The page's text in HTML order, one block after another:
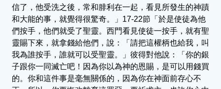
信了，他受洗之後，常和腓利在一起，看見所發生的神蹟
和大能的事，就覺得很驚奇。」17-22節「於是使徒為他
們按手，他們就受了聖靈。西門看見使徒一按手，就有聖
靈賜下來，就拿錢給他們，說：「請把這權柄也給我，叫
我為誰按手，誰就可以受聖靈。」彼得對他說：「你的銀
子跟你一同滅亡吧！因為你以為神的恩賜，是可以用錢買
的。你和這件事是毫無關係的，因為你在神面前存心不